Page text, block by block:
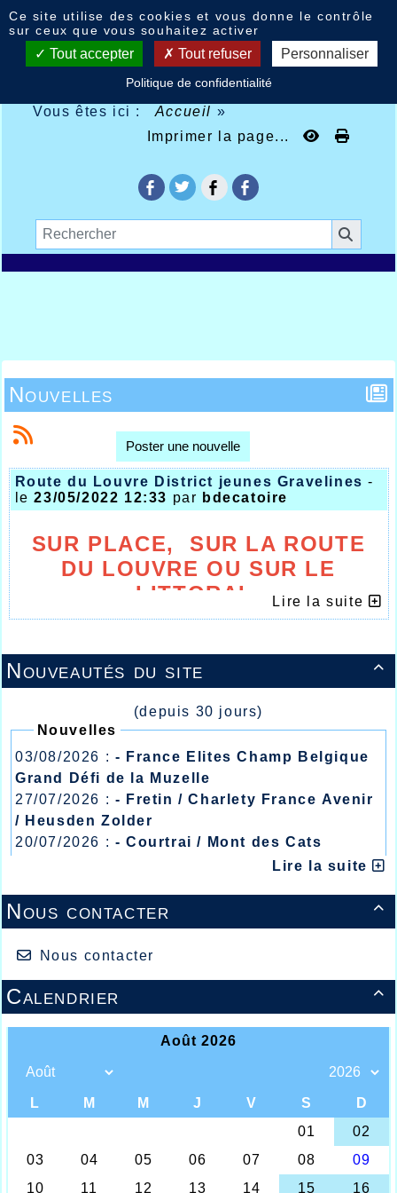
Vous êtes ici : Accueil »
Imprimer la page...

Nouveautés du site
(depuis 30 jours)
Nouvelles
03/08/2026 : - France Elites Champ Belgique
Grand Défi de la Muzelle
27/07/2026 : - Fretin / Charlety France Avenir
/ Heusden Zolder
20/07/2026 : - Courtrai / Mont des Cats
- Lyon / Meeting Abeilles /Lire la suite

Nous contacter
Nous contacter

Calendrier
Nouvelles
Poster une nouvelle
Route du Louvre District jeunes Gravelines -
le23/05/2022 12:33 par bdecatoire
SUR PLACE, SUR LA ROUTE
DU LOUVRE OU SUR LE
LITTORAL,
L’AHVL TOUJOURS AUX
Nos jeunes marcheuses au départ du 2000m
mai est, comme il y a deux ans, baigné d’un
très propices à la pratique de l’athlétisme et
de la course hors stade.
pour l’AHVL par l’organisation d’un
Wancquet vendredi soir où était proposé un
quelques 65 jeunes qui devaient en
découdre sur 3 épreuves obligatoires leur
championnat du Département du 18 juin
prochain à La Gorgue.
Très bon comportement de nos jeunes
Lire la suite
Ce site utilise des cookies et vous donne le contrôle
sur ceux que vous souhaitez activer
Tout accepter Tout refuser Personnaliser
Politique de confidentialité